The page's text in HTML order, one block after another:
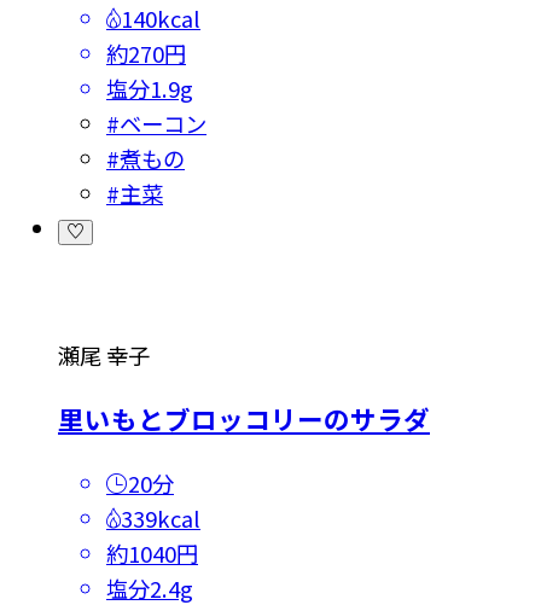
140kcal
約270円
塩分1.9g
#ベーコン
#煮もの
#主菜
瀬尾 幸子
里いもとブロッコリーのサラダ
20分
339kcal
約1040円
塩分2.4g